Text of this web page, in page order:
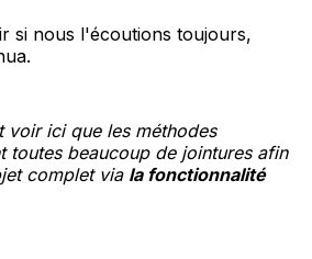
si nous l'écoutions toujours,
voir ici que les méthodes
toutes beaucoup de jointures afin
complet via la fonctionnalité